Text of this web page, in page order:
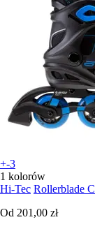
+-3
1 kolorów
Hi-Tec Rollerblade
Od 201,00 zł